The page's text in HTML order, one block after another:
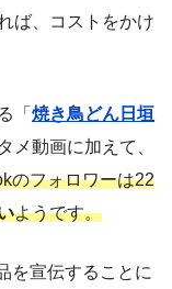
ば、コストをかけ
「 焼き鳥どん日垣
メ動画に加えて、
のフォロワーは22
ようです。
を宣伝することに